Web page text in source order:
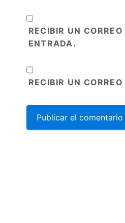
RECIBIR UN
ENTRADA.
RECIBIR UN